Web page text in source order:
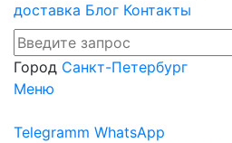
доставка Блог Контакты
Город Санкт-Петербург
Меню
Telegramm WhatsApp